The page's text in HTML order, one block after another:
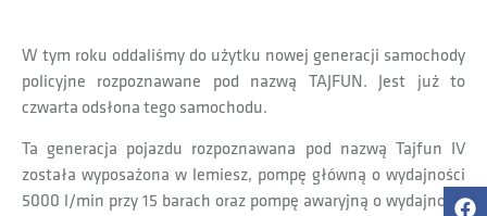
W tym roku oddaliśmy do użytku nowej generacji samochody
policyjne rozpoznawane pod nazwą TAJFUN. Jest już to
czwarta odsłona tego samochodu.
Ta generacja pojazdu rozpoznawana pod nazwą Tajfun IV
została wyposażona w lemiesz, pompę główną o wydajności
5000 l/min przy 15 barach oraz pompę awaryjną o wydajności